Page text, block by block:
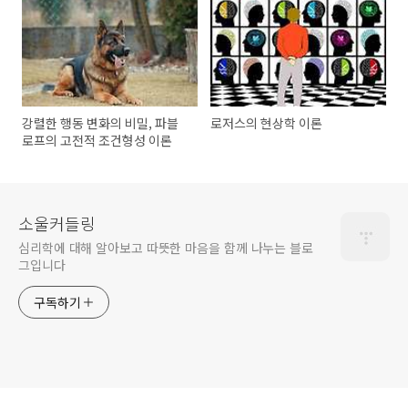
강렬한 행동 변화의 비밀, 파블
로프의 고전적 조건형성 이론
로저스의 현상학 이론
소울커들링
심리학에 대해 알아보고 따뜻한 마음을 함께 나누는 블로
그입니다
구독하기